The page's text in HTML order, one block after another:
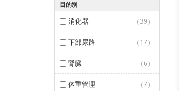
目的別
消化器 （39）
下部尿路 （17）
腎臓 （6）
体重管理 （7）